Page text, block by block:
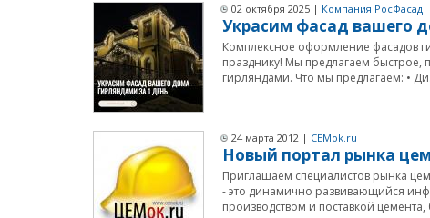
02 октября 2025 | Компания РосФасад
Украсим фасад вашего
Комплексное оформление фасадов
празднику! Мы предлагаем
гирляндами. Что мы предлагаем: •
24 марта 2012 | CEMok.ru
Новый портал рынка
Приглашаем специалистов рынка
- это динамично развивающийся
производством и поставкой цемента,